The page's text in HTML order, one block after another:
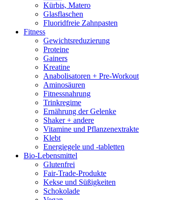
Kürbis, Matero
Glasflaschen
Fluoridfreie Zahnpasten
Fitness
Gewichtsreduzierung
Proteine
Gainers
Kreatine
Anabolisatoren + Pre-Workout
Aminosäuren
Fitnessnahrung
Trinkregime
Ernährung der Gelenke
Shaker + andere
Vitamine und Pflanzenextrakte
Klebt
Energiegele und -tabletten
Bio-Lebensmittel
Glutenfrei
Fair-Trade-Produkte
Kekse und Süßigkeiten
Schokolade